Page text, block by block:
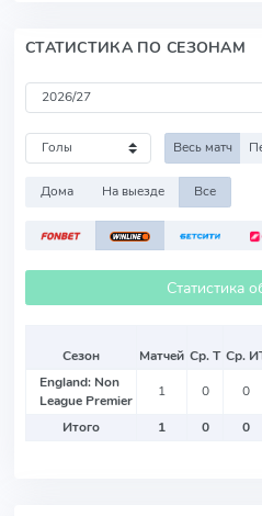
СТАТИСТИКА ПО СЕЗОНАМ
Весь матч
Дома На выезде Все
Статистика
Сезон Матчей Ср. Т Ср.
England: Non
League Premier
1 0 0
Итого 1 0 0